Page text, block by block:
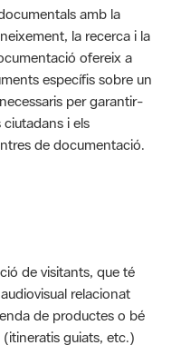
amb la
la recerca i la
ofereix a
específis sobre un
per garantir-
i els
de documentació.
de visitants, que té
relacionat
de productes o bé
guiats, etc.)